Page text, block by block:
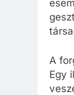
A
Egy